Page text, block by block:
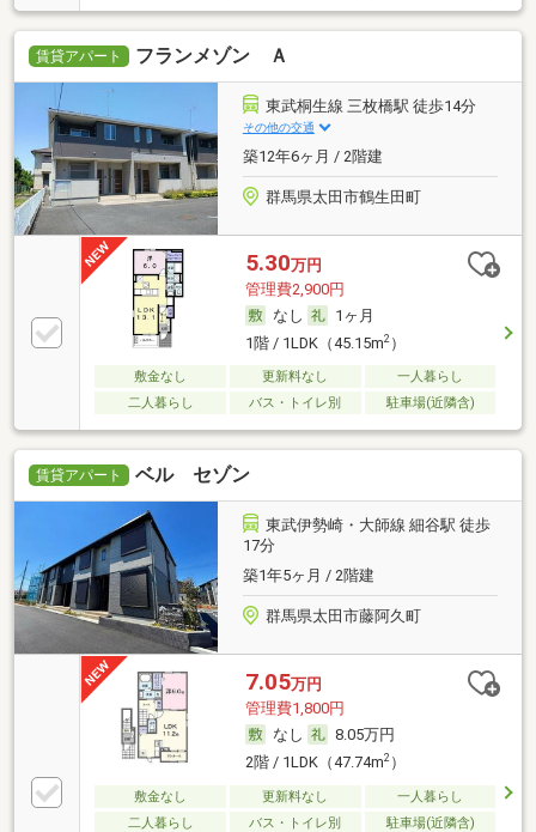
賃貸アパート フランメゾン Ａ
東武桐生線 三枚橋駅 徒歩14分
その他の交通
築12年6ヶ月 / 2階建
群馬県太田市鶴生田町
5.30万円
管理費2,900円
なし
1ヶ月
1階 / 1LDK（45.15m2）
敷金なし 更新料なし
一人暮らし
二人暮らし
バス・トイレ別 駐車場(近隣含)
賃貸アパート ベル セゾン
東武伊勢崎・大師線 細谷駅 徒歩
17分
築1年5ヶ月 / 2階建
群馬県太田市藤阿久町
7.05万円
管理費1,800円
なし
8.05万円
2階 / 1LDK（47.74m2）
敷金なし 更新料なし
一人暮らし
二人暮らし
バス・トイレ別 駐車場(近隣含)